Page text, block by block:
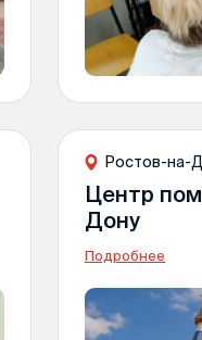
Ростов-на-
Центр
Дону
Подробнее